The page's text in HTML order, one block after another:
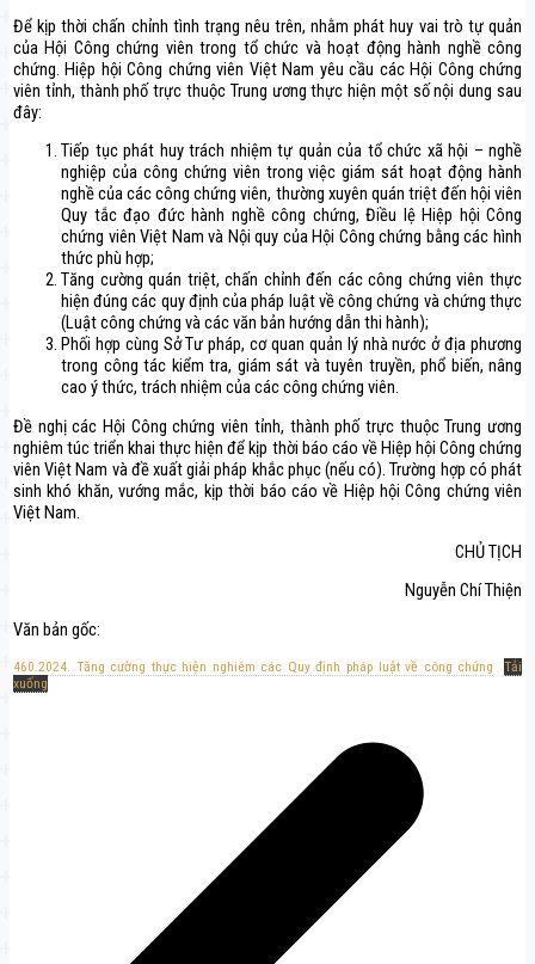
Để kịp thời chấn chỉnh tình trạng nêu trên, nhằm phát huy vai trò tự quản
của Hội Công chứng viên trong tổ chức và hoạt động hành nghề công
chứng. Hiệp hội Công chứng viên Việt Nam yêu cầu các Hội Công chứng
viên tỉnh, thành phố trực thuộc Trung ương thực hiện một số nội dung sau
đây:
Tiếp tục phát huy trách nhiệm tự quản của tổ chức xã hội – nghề
nghiệp của công chứng viên trong việc giám sát hoạt động hành
nghề của các công chứng viên, thường xuyên quán triệt đến hội viên
Quy tắc đạo đức hành nghề công chứng, Điều lệ Hiệp hội Công
chứng viên Việt Nam và Nội quy của Hội Công chứng bằng các hình
thức phù hợp;
Tăng cường quán triệt, chấn chỉnh đến các công chứng viên thực
hiện đúng các quy định của pháp luật về công chứng và chứng thực
(Luật công chứng và các văn bản hướng dẫn thi hành);
Phối hợp cùng Sở Tư pháp, cơ quan quản lý nhà nước ở địa phương
trong công tác kiểm tra, giám sát và tuyên truyền, phổ biến, nâng
cao ý thức, trách nhiệm của các công chứng viên.
Đề nghị các Hội Công chứng viên tỉnh, thành phố trực thuộc Trung ương
nghiêm túc triển khai thực hiện để kịp thời báo cáo về Hiệp hội Công chứng
viên Việt Nam và đề xuất giải pháp khắc phục (nếu có). Trường hợp có phát
sinh khó khăn, vướng mắc, kịp thời báo cáo về Hiệp hội Công chứng viên
Việt Nam.
CHỦ TỊCH
Nguyễn Chí Thiện
Văn bản gốc:
460.2024. Tăng cường thực hiện nghiêm các Quy định pháp luật về công chứng
Tải
xuống